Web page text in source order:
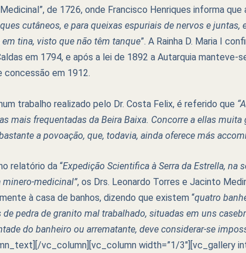
de 1726, onde Francisco Henriques informa
cutâneos, e para queixas espuriais de nervos e
em tina, visto que não têm tanque”. A Rainha D. Maria I
em 1794, e após a lei de 1892 a Autarquia
concessão em 1912.
trabalho realizado pelo Dr. Costa Felix, é referido que
mais frequentadas da Beira Baixa. Concorre a ellas
a povoação, que, todavia, ainda oferece más
relatório da “Expedição Scientifica à Serra da Estrella, na
minero-medicinal”, os Drs. Leonardo Torres e Jacinto
à casa de banhos, dizendo que existem “quatro
de pedra de granito mal trabalhado, situadas em uns
do banheiro ou arrematante, deve considerar-se
vc_column][vc_column width=”1/3″][vc_gallery